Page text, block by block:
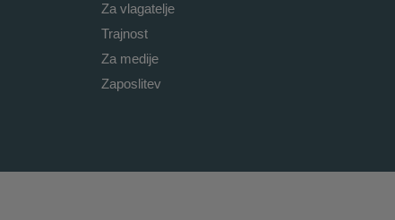
Za vlagatelje
Trajnost
Za medije
Zaposlitev